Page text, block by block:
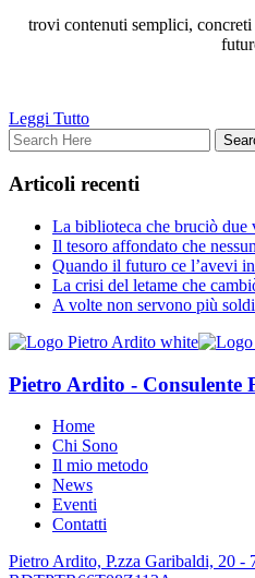
trovi contenuti semplici,
Leggi Tutto
Articoli recenti
La biblioteca che bruciò due
Il tesoro affondato che
Quando il futuro ce l’avevi
La crisi del letame che
A volte non servono più
Pietro Ardito - Consulente
Home
Chi Sono
Il mio metodo
News
Eventi
Contatti
Pietro Ardito, P.zza Garibaldi, 20